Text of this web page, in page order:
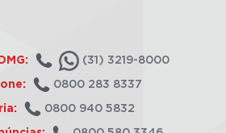
(31) 3219-8000
0800 283 8337
0800 940 5832